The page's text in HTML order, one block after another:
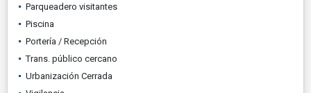
Parqueadero visitantes
Piscina
Portería / Recepción
Trans. público cercano
Urbanización Cerrada